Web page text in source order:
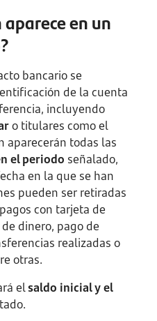
en un
bancario se
de la cuenta
incluyendo
o titulares como el
aparecerán todas las
el periodo señalado,
en la que se han
pueden ser retiradas
con tarjeta de
dinero, pago de
realizadas o
otras.
elsaldo inicial y el